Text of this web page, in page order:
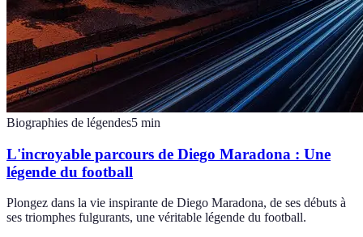
Biographies de légendes5 min
L'incroyable parcours de Diego Maradona : Une
légende du football
Plongez dans la vie inspirante de Diego Maradona, de ses débuts à
ses triomphes fulgurants, une véritable légende du football.